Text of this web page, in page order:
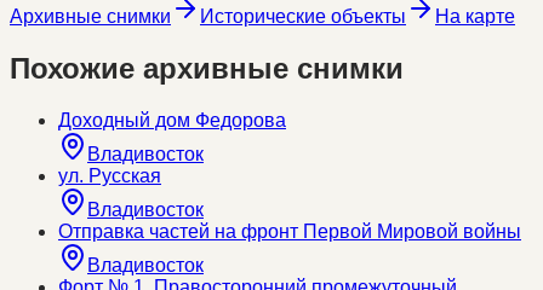
Архивные снимки Исторические объекты На карте
Похожие архивные снимки
Доходный дом Федорова
Владивосток
ул. Русская
Владивосток
Отправка частей на фронт Первой Мировой войны
Владивосток